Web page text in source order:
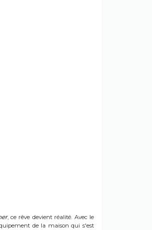
, ce rêve devient réalité. Avec le
de la maison qui s'est